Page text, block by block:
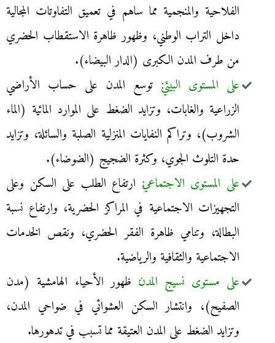
الفلاحية والمنجمية مما ساهم في تعميق التفاوتات المجالية
داخل التراب الوطني، وظهور ظاهرة الاستقطاب الحضري
من طرف المدن الكبرى (الدار البيضاء).
على المستوى البيئي׃ توسع المدن على حساب الأراضي
الزراعية والغابات، وتزايد الضغط على الموارد المائية (الماء
الشروب)، وتراكم النفايات المنزلية الصلبة والسائلة، وتزايد
حدة التلوث الجوي، وكثرة الضجيج (الضوضاء).
على المستوى الاجتماعي׃ ارتفاع الطلب على السكن وعلى
التجهيزات الاجتماعية في المراكز الحضرية، وارتفاع نسبة
البطالة، وتنامي ظاهرة الفقر الحضري، ونقص الخدمات
الاجتماعية والثقافية والرياضية.
على مستوى نسيج المدن׃ ظهور الأحياء الهامشية (مدن
الصفيح)، وانتشار السكن العشوائي في ضواحي المدن،
وتزايد الضغط على المدن العتيقة مما تسبب في تدهورها.